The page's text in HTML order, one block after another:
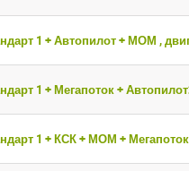
1 + Автопилот + МОМ ,
1 + Мегапоток +
1 + КСК + МОМ +